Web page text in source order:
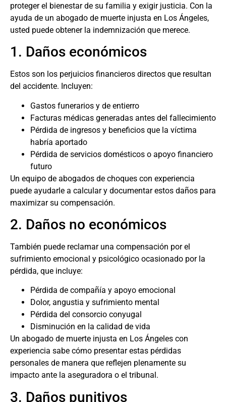
proteger el bienestar de su familia y exigir justicia. Con la
ayuda de un abogado de muerte injusta en Los Ángeles,
usted puede obtener la indemnización que merece.
1. Daños económicos
Estos son los perjuicios financieros directos que resultan
del accidente. Incluyen:
Gastos funerarios y de entierro
Facturas médicas generadas antes del fallecimiento
Pérdida de ingresos y beneficios que la víctima
habría aportado
Pérdida de servicios domésticos o apoyo financiero
futuro
Un equipo de abogados de choques con experiencia
puede ayudarle a calcular y documentar estos daños para
maximizar su compensación.
2. Daños no económicos
También puede reclamar una compensación por el
sufrimiento emocional y psicológico ocasionado por la
pérdida, que incluye:
Pérdida de compañía y apoyo emocional
Dolor, angustia y sufrimiento mental
Pérdida del consorcio conyugal
Disminución en la calidad de vida
Un abogado de muerte injusta en Los Ángeles con
experiencia sabe cómo presentar estas pérdidas
personales de manera que reflejen plenamente su
impacto ante la aseguradora o el tribunal.
3. Daños punitivos